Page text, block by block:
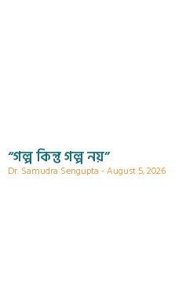
“গল্প কিন্তু গল্প নয়”
Dr. Samudra Sengupta August 5, 2026